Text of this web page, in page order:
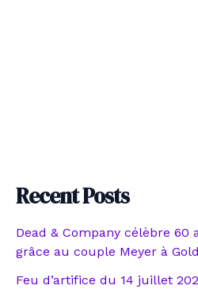
Recent Posts
Dead & Company célèbre 60
grâce au couple Meyer à
Feu d’artifice du 14 juillet